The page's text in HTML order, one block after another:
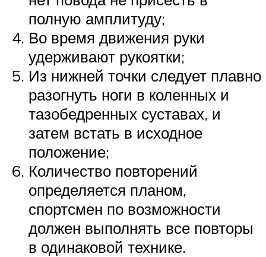
полную амплитуду;
Во время движения руки
удерживают рукоятки;
Из нижней точки следует плавно
разогнуть ноги в коленных и
тазобедренных суставах, и
затем встать в исходное
положение;
Количество повторений
определяется планом,
спортсмен по возможности
должен выполнять все повторы
в одинаковой технике.